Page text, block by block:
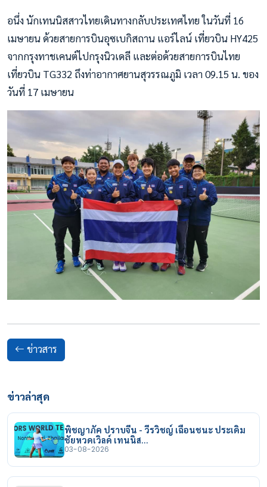
อนึ่ง นักเทนนิสสาวไทยเดินทางกลับประเทศไทย ในวันที่ 16
เมษายน ด้วยสายการบินอุซเบกิสถาน แอร์ไลน์ เที่ยวบิน HY425
จากกรุงทาชเคนต์ไปกรุงนิวเดลี และต่อด้วยสายการบินไทย
เที่ยวบิน TG332 ถึงท่าอากาศยานสุวรรณภูมิ เวลา 09.15 น. ของ
วันที่ 17 เมษายน
ข่าวสาร
ข่าวล่าสุด
พิชญาภัค ปราบจีน - วีรวิชญ์ เฉือนชนะ ประเดิม
ชัยหวดเวิลด์ เทนนิส…
03-08-2026